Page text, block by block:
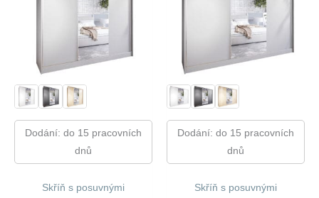
Dodání: do 15 pracovních
dnů
Skříň s posuvnými
Dodání: do 15 pracovních
dnů
Skříň s posuvnými